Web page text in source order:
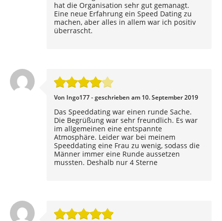
hat die Organisation sehr gut gemanagt.
Eine neue Erfahrung ein Speed Dating zu
machen, aber alles in allem war ich positiv
überrascht.
Von Ingo177 - geschrieben am 10. September 2019
Das Speeddating war einen runde Sache.
Die Begrüßung war sehr freundlich. Es war
im allgemeinen eine entspannte
Atmosphäre. Leider war bei meinem
Speeddating eine Frau zu wenig, sodass die
Männer immer eine Runde aussetzen
mussten. Deshalb nur 4 Sterne